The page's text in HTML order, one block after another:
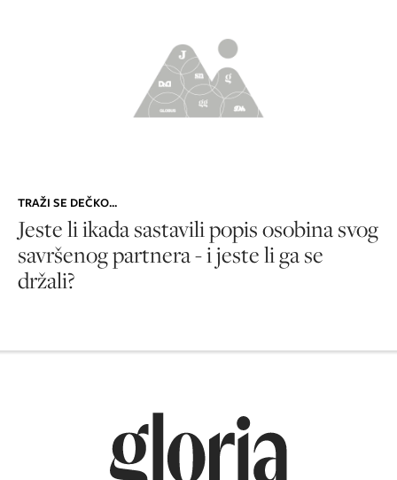
TRAŽI SE DEČKO...
Jeste li ikada sastavili popis osobina svog
savršenog partnera - i jeste li ga se
držali?